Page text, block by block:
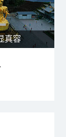
尔加庄园